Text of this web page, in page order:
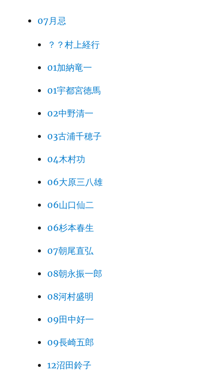
07月忌
？？村上経行
01加納竜一
01宇都宮徳馬
02中野清一
03古浦千穂子
04木村功
06大原三八雄
06山口仙二
06杉本春生
07朝尾直弘
08朝永振一郎
08河村盛明
09田中好一
09長崎五郎
12沼田鈴子